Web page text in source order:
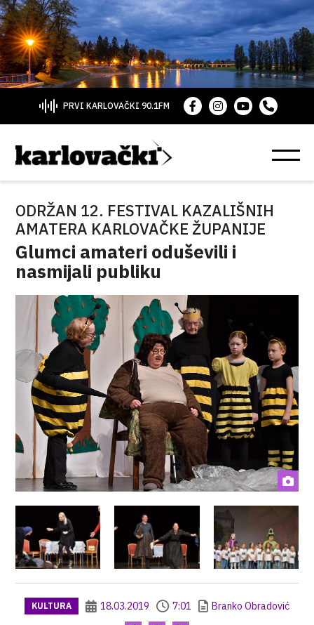
PRVI KARLOVAČKI 90.1FM
ODRŽAN 12. FESTIVAL KAZALIŠNIH
AMATERA KARLOVAČKE ŽUPANIJE
Glumci amateri oduševili i
nasmijali publiku
KULTURA 18.03.2019 7:01 Branko Obradović